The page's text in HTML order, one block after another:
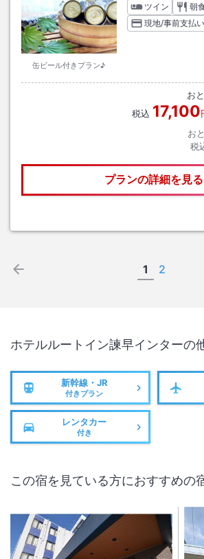
缶ビール付きプラン♪
ツイン
朝
現地/事前支払い
お
税込 17,100
お
税
プランの詳細を見る
1 2
ホテルルートイン諫早インターの
新幹線・JR
付きプラン
レンタカー
付き
この宿を見ている方におすすめの